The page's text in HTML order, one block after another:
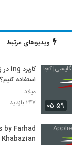
ویدیوهای مرتبط
۰۵:۵۹
استفاده کنیم؟
میلاد
۲۴۷ بازدید
by Farhad
Khabazian